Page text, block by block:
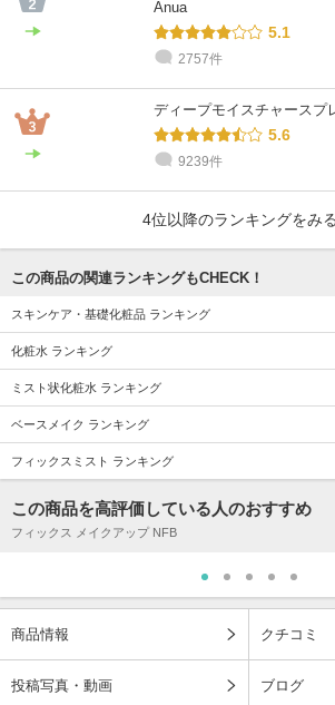
Anua
5.1
2757件
ディープモイスチャースプ
5.6
9239件
4位以降のランキングをみる
この商品の関連ランキングもCHECK！
スキンケア・基礎化粧品 ランキング
化粧水 ランキング
ミスト状化粧水 ランキング
ベースメイク ランキング
フィックスミスト ランキング
この商品を高評価している人のおすすめ
フィックス メイクアップ NFB
商品情報 クチコミ
投稿写真・動画 ブログ